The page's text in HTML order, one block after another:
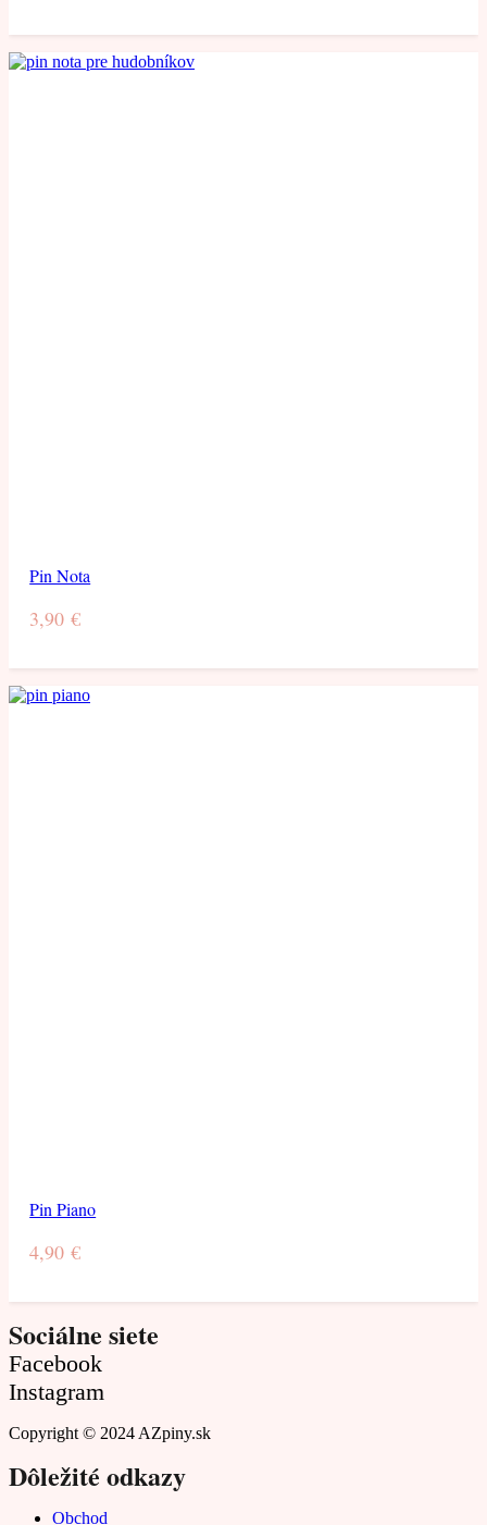
Pin Nota
3,90€
Pin Piano
4,90€
Sociálne siete
Facebook
Instagram
Copyright © 2024 AZpiny.sk
Dôležité odkazy
Obchod